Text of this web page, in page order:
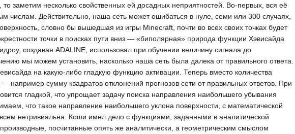
заметим несколько свойственных ей досадных неприятностей. Во-первых, вся её
числам. Действительно, наша сеть может ошибаться в нуле, семи или 300 случаях,
словно бы вышедшая из игры Minecraft, почти во всех своих точках будет
точки в поисках пути вниз — «биполярная» природа функции Хэвисайда
создавая ADALINE, использовал при обучении величину сигнала до
мы можем установить, насколько наша сеть была далека от правильного ответа.
на какую-либо гладкую функцию активации. Теперь вместо количества
сумму квадратов отклонений прогнозов сети от правильных ответов. При
гладкой, что упрощает задачу поиска направления наибольшего убывания
что такое направление наибольшего уклона поверхности, с математической
нетривиальна. Коши имел дело с функциями, заданными в аналитической
посчитанные опять же аналитически, а геометрическим смыслом